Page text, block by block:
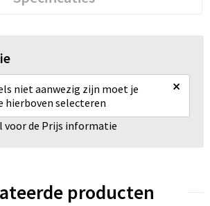
niet aanwezig zijn moet je
hierboven selecteren
×
voor de Prijs informatie
producten